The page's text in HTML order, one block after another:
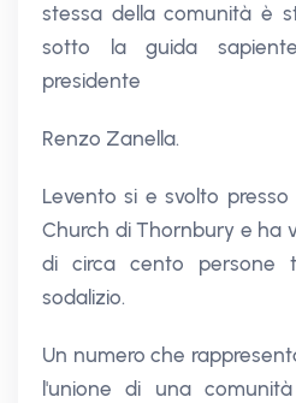
stessa della comunità è
sotto la guida
presidente
Renzo Zanella.
Levento si e svolto
Church di Thornbury e ha
di circa cento persone
sodalizio.
Un numero che
l'unione di una